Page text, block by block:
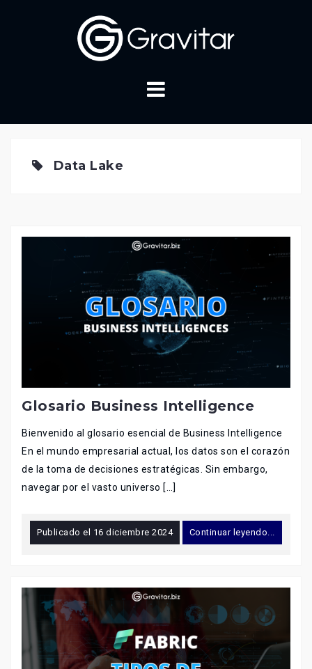
Data Lake
Glosario Business Intelligence
Bienvenido al glosario esencial de Business Intelligence
En el mundo empresarial actual, los datos son el corazón
de la toma de decisiones estratégicas. Sin embargo,
navegar por el vasto universo […]
Publicado el 16 diciembre 2024 Continuar leyendo...